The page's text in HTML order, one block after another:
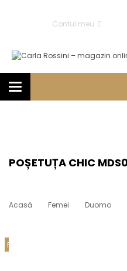
Contul meu
Categories
POȘETUȚA CHIC
Acasă Femei Duomo
REDUCERE!